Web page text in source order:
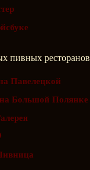
пивных ресторанов
Павелецкой
Большой Полянке